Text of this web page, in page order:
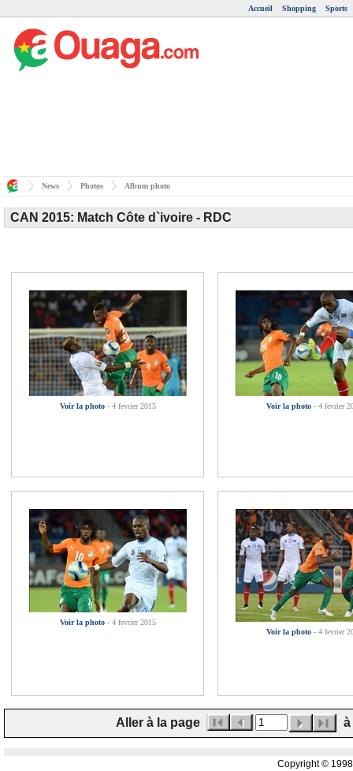
Accueil Shopping Sports
News Photos Album photo
CAN 2015: Match Côte d`ivoire - RDC
Voir la photo - 4 fevrier 2015 Voir la photo - 4 fevrier
Voir la photo - 4 fevrier 2015
Voir la photo - 4 fevrier
Aller à la page à
Copyright ©